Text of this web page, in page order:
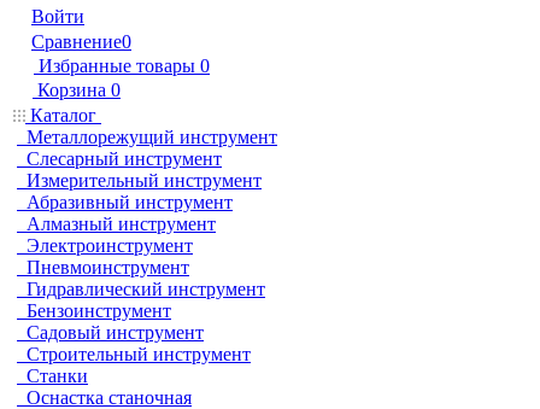
Войти
Сравнение0
Избранные товары 0
Корзина 0
Каталог
Металлорежущий инструмент
Слесарный инструмент
Измерительный инструмент
Абразивный инструмент
Алмазный инструмент
Электроинструмент
Пневмоинструмент
Гидравлический инструмент
Бензоинструмент
Садовый инструмент
Строительный инструмент
Станки
Оснастка станочная